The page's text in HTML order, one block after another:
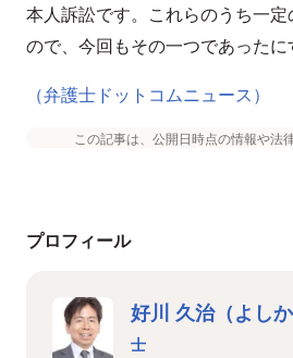
本人訴訟です。これらのうち一
ので、今回もその一つであったに
（弁護士ドットコムニュース）
この記事は、公開日時点の情報や法
プロフィール
好川 久治（よしか
士